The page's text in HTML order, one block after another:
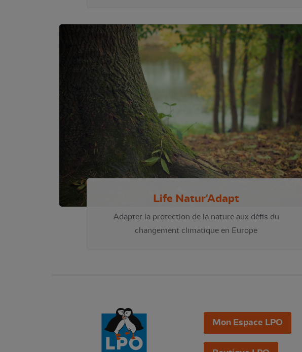
Life Natur'Adapt
Adapter la protection de la nature aux défis du
changement climatique en Europe
Mon Espace LPO